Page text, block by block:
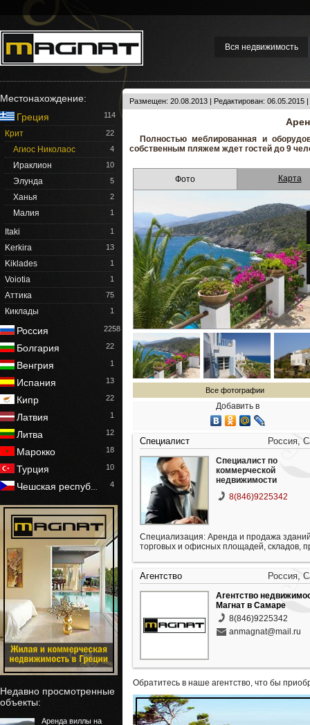
Вся недвижимость
Местонахождение:
Греция
114
Крит 22
Агиос Николаос 4
Ираклион 10
Элунда 5
Ханья 2
Малия 1
Itaki 1
Kerkira 13
Kiklades 1
Voiotia 1
Аттика 75
Киклады 1
Россия 2258
Болгария 22
Венгрия 1
Испания 13
Кипр 22
Латвия 1
Литва 12
Марокко 18
Турция 10
Чешская респуб 4
Недавно просмотренные
объекты:
Аренда виллы на
Размещен: 20.08.2013 | Редактирован: 06.05.2015
Полностью меблированная и
собственным пляжем ждет гостей до 9
Фото Карта
Все фотографии
Добавить в
Специалист Россия,
Специалист по
коммерческой
недвижимости
8(846)9225342
Специализация: Аренда и продажа
торговых и офисных площадей, складов,
Агентство Россия,
Агентство
Магнат в Самаре
8(846)9225342
anmagnat@mail.ru
Обратитесь в наше агентство, что бы